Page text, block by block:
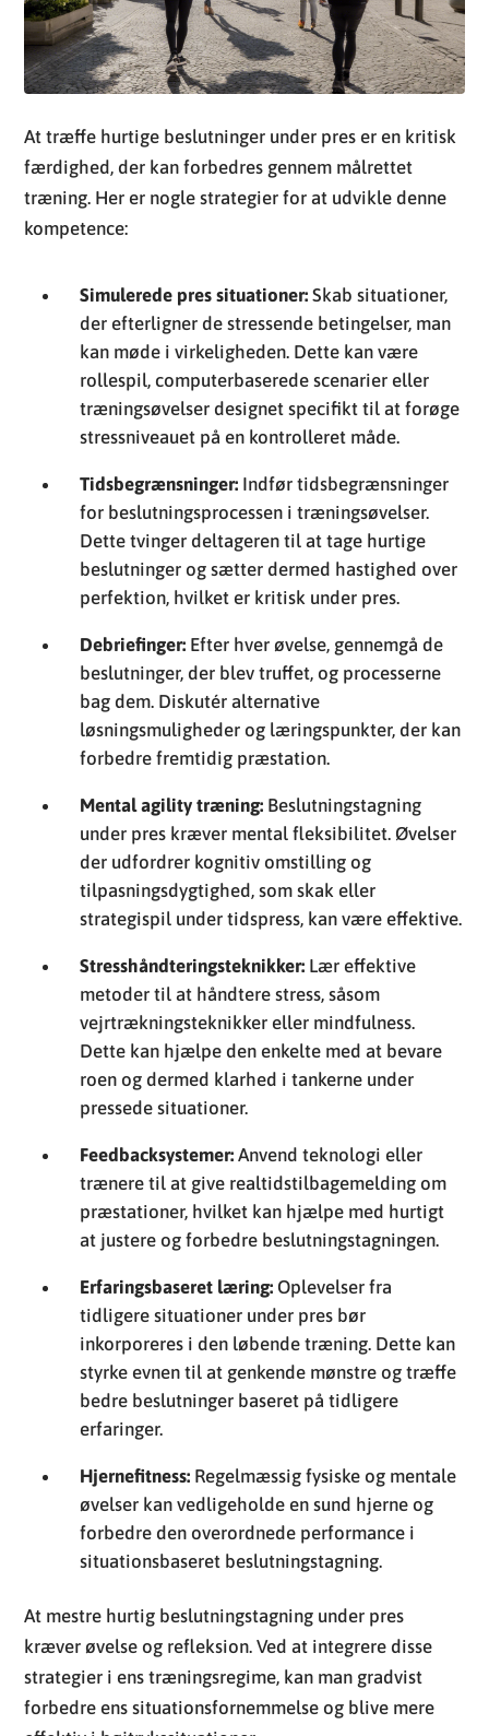
At træffe hurtige beslutninger under pres er en kritisk
færdighed, der kan forbedres gennem målrettet
træning. Her er nogle strategier for at udvikle denne
kompetence:
Simulerede pres situationer: Skab situationer,
der efterligner de stressende betingelser, man
kan møde i virkeligheden. Dette kan være
rollespil, computerbaserede scenarier eller
træningsøvelser designet specifikt til at forøge
stressniveauet på en kontrolleret måde.
Tidsbegrænsninger: Indfør tidsbegrænsninger
for beslutningsprocessen i træningsøvelser.
Dette tvinger deltageren til at tage hurtige
beslutninger og sætter dermed hastighed over
perfektion, hvilket er kritisk under pres.
Debriefinger: Efter hver øvelse, gennemgå de
beslutninger, der blev truffet, og processerne
bag dem. Diskutér alternative
løsningsmuligheder og læringspunkter, der kan
forbedre fremtidig præstation.
Mental agility træning: Beslutningstagning
under pres kræver mental fleksibilitet. Øvelser
der udfordrer kognitiv omstilling og
tilpasningsdygtighed, som skak eller
strategispil under tidspress, kan være effektive.
Stresshåndteringsteknikker: Lær effektive
metoder til at håndtere stress, såsom
vejrtrækningsteknikker eller mindfulness.
Dette kan hjælpe den enkelte med at bevare
roen og dermed klarhed i tankerne under
pressede situationer.
Feedbacksystemer: Anvend teknologi eller
trænere til at give realtidstilbagemelding om
præstationer, hvilket kan hjælpe med hurtigt
at justere og forbedre beslutningstagningen.
Erfaringsbaseret læring: Oplevelser fra
tidligere situationer under pres bør
inkorporeres i den løbende træning. Dette kan
styrke evnen til at genkende mønstre og træffe
bedre beslutninger baseret på tidligere
erfaringer.
Hjernefitness: Regelmæssig fysiske og mentale
øvelser kan vedligeholde en sund hjerne og
forbedre den overordnede performance i
situationsbaseret beslutningstagning.
At mestre hurtig beslutningstagning under pres
kræver øvelse og refleksion. Ved at integrere disse
strategier i ens træningsregime, kan man gradvist
forbedre ens situationsfornemmelse og blive mere